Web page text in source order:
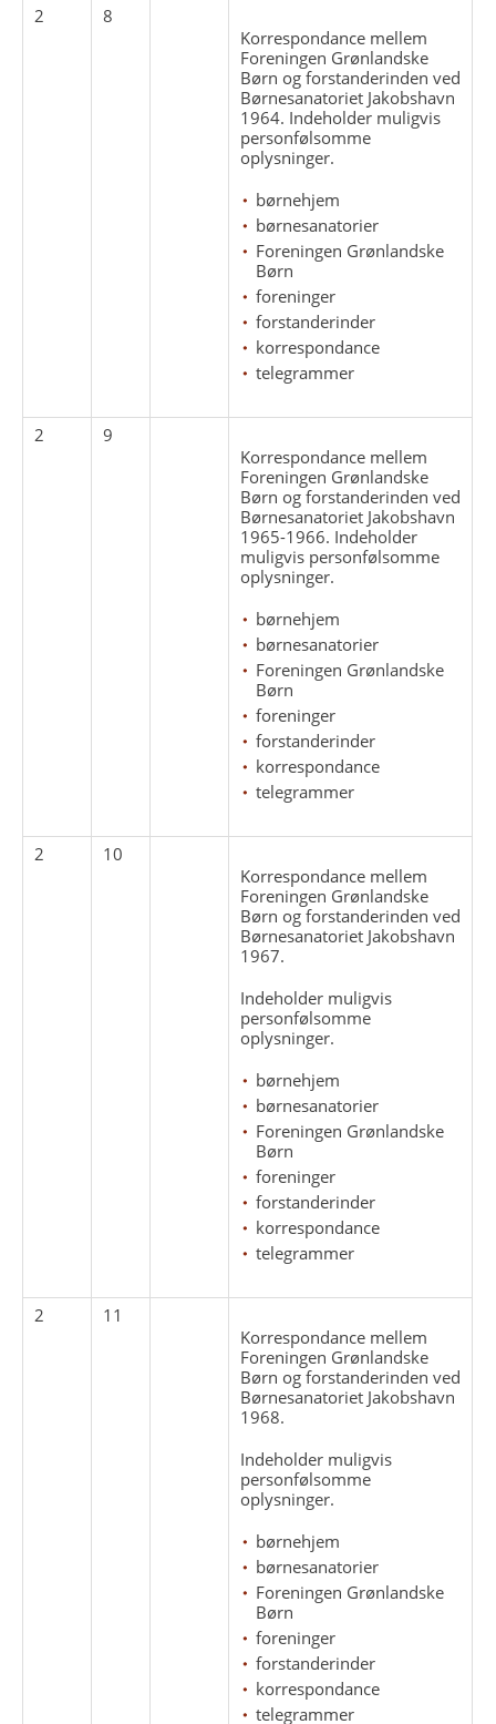
2
8
Korrespondance mellem
Foreningen Grønlandske
Børn og forstanderinden ved
Børnesanatoriet Jakobshavn
1964. Indeholder muligvis
personfølsomme
oplysninger.
børnehjem
børnesanatorier
Foreningen Grønlandske
Børn
foreninger
forstanderinder
korrespondance
telegrammer
2
9
Korrespondance mellem
Foreningen Grønlandske
Børn og forstanderinden ved
Børnesanatoriet Jakobshavn
1965-1966. Indeholder
muligvis personfølsomme
oplysninger.
børnehjem
børnesanatorier
Foreningen Grønlandske
Børn
foreninger
forstanderinder
korrespondance
telegrammer
2
10
Korrespondance mellem
Foreningen Grønlandske
Børn og forstanderinden ved
Børnesanatoriet Jakobshavn
1967.
Indeholder muligvis
personfølsomme
oplysninger.
børnehjem
børnesanatorier
Foreningen Grønlandske
Børn
foreninger
forstanderinder
korrespondance
telegrammer
2
11
Korrespondance mellem
Foreningen Grønlandske
Børn og forstanderinden ved
Børnesanatoriet Jakobshavn
1968.
Indeholder muligvis
personfølsomme
oplysninger.
børnehjem
børnesanatorier
Foreningen Grønlandske
Børn
foreninger
forstanderinder
korrespondance
telegrammer